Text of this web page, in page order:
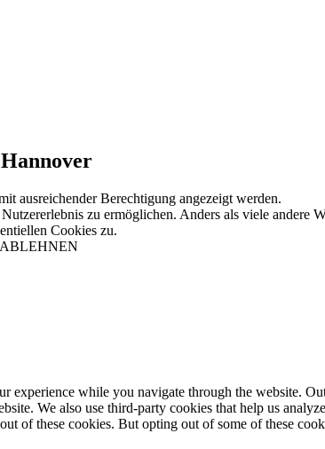
ausreichender Berechtigung angezeigt werden.
zu ermöglichen. Anders als viele
Cookies zu.
ABLEHNEN
experience while you navigate through the website.
We also use third-party cookies that help us
of these cookies. But opting out of some of these